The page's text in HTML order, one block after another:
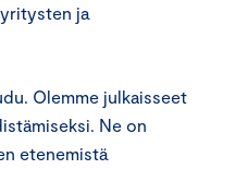
ja
Olemme julkaisseet
Ne on
etenemistä